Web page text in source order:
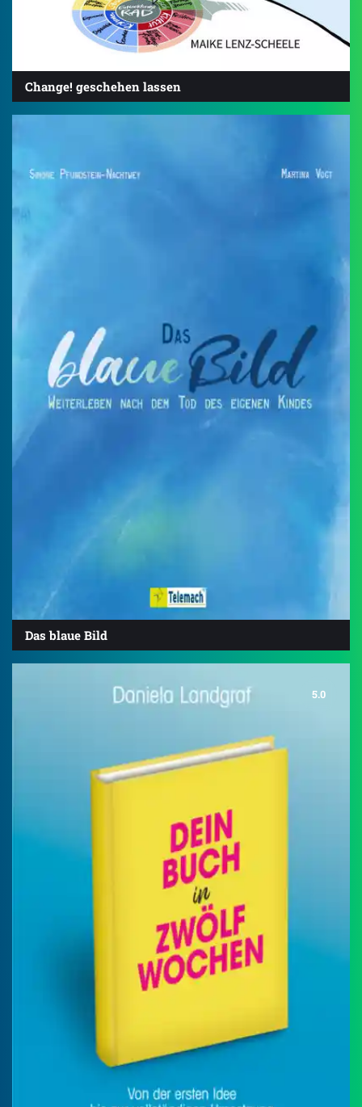
Change! geschehen lassen
Das blaue Bild
5.0